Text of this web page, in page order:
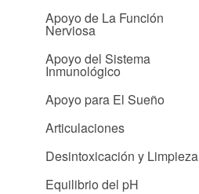
personas
discapacidad
pantalla;
Presione
Apoyo de La Función
Nerviosa
Apoyo del Sistema
Inmunológico
Apoyo para El Sueño
Articulaciones
Desintoxicación y Limpieza
Equilibrio del pH